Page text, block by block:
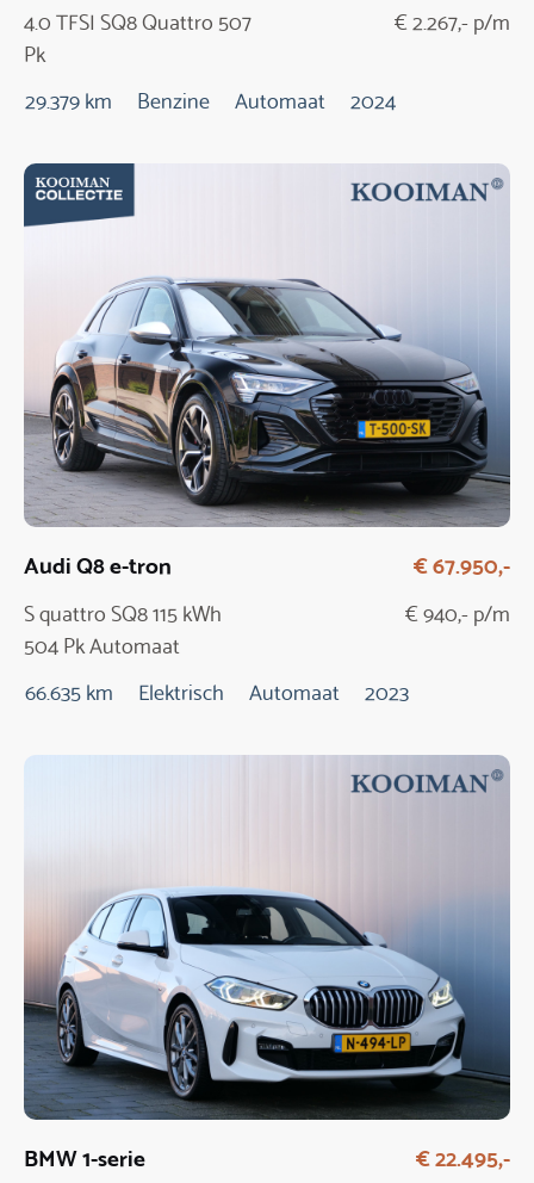
4.0 TFSI SQ8 Quattro 507
Pk
€ 2.267,- p/m
29.379 km Benzine Automaat 2024
Audi Q8 e-tron
S quattro SQ8 115 kWh
504 Pk Automaat
€ 67.950,-
€ 940,- p/m
66.635 km Elektrisch Automaat 2023
BMW 1-serie € 22.495,-